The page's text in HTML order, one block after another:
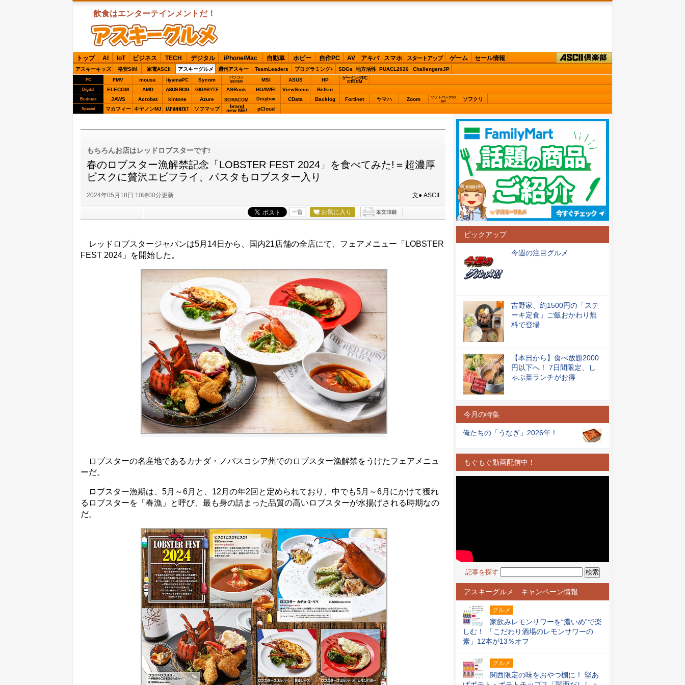
飲食はエンターテインメントだ！
ASCIIグルメ
トップ AI IoT ビジネス TECH デジタル iPhone/Mac 自動車 ホビー 自作PC AV アキバ スマホ スタートアップ ゲーム セール情報
アスキーキッズ 格安SIM 家電ASCII アスキーグルメ 週刊アスキー TeamLeaders プログラミング+ SDGs 地方活性 PUACL2026 ChallengersJP
PC FMV mouse iiyamaPC Sycom
パソコン
SEVEN
MSI ASUS HP ゲーミングPC
STORM
Digital ELECOM AMD ASUS ROG GIGABYTE ASRock HUAWEI ViewSonic Belkin
Business JAWS Acrobat kintone Azure SORACOM Dropbox CData Backlog Fortinet ヤマハ Zoom
ソフトバンクの
IoT
ソフクリ
Special マカフィー キヤノンMJ JAPANNEXT ソフマップ brand
new ME! pCloud
もちろんお店はレッドロブスターです!
春のロブスター漁解禁記念「LOBSTER FEST 2024」を食べてみた!＝超濃厚
ビスクに贅沢エビフライ、パスタもロブスター入り
2024年05月18日 10時00分更新 文● ASCII
一覧 お気に入り
レッドロブスタージャパンは5月14日から、国内21店舗の全店にて、フェアメニュー「LOBSTER
FEST 2024」を開始した。
ロブスターの名産地であるカナダ・ノバスコシア州でのロブスター漁解禁をうけたフェアメニュ
ーだ。
ロブスター漁期は、5月～6月と、12月の年2回と定められており、中でも5月～6月にかけて獲れ
るロブスターを「春漁」と呼び、最も身の詰まった品質の高いロブスターが水揚げされる時期なの
だ。
ピックアップ
今週の注目グルメ
吉野家、約1500円の「ステ
ーキ定食」ご飯おかわり無
料で登場
【本日から】食べ放題2000
円以下へ！ 7日間限定、し
ゃぶ葉ランチがお得
今月の特集
俺たちの「うなぎ」2026年！
もぐもぐ動画配信中！
記事を探す
アスキーグルメ キャンペーン情報
グルメ
家飲みレモンサワーを“濃いめ”で楽
しむ！ 「こだわり酒場のレモンサワーの
素」12本が13％オフ
グルメ
関西限定の味をおやつ棚に！ 堅あ